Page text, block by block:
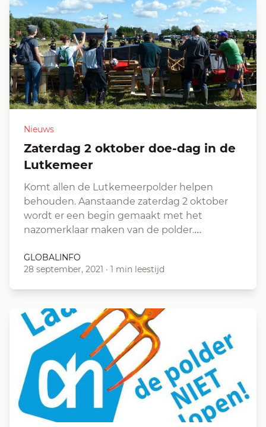
Nieuws
Zaterdag 2 oktober doe-dag in de
Lutkemeer
Komt allen de Lutkemeerpolder helpen
behouden. Aanstaande zaterdag 2 oktober
wordt er een begin gemaakt met het
nazomerklaar maken van de polder.…
GLOBALINFO
28 september, 2021 · 1 min leestijd